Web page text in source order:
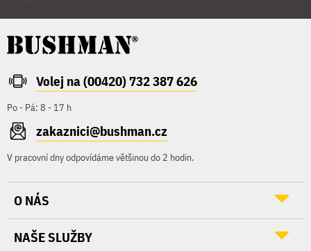
Volej na (00420) 732 387 626
Po - Pá: 8 - 17 h
zakaznici@bushman.cz
V pracovní dny odpovídáme většinou do 2 hodin.
O NÁS
NAŠE SLUŽBY